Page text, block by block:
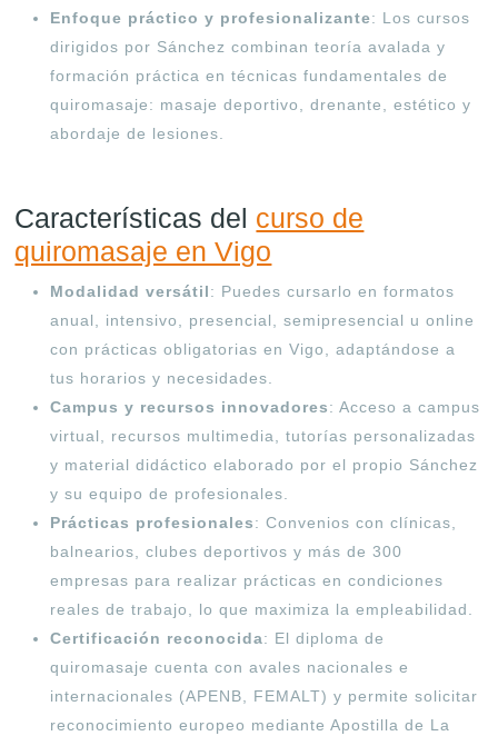
Enfoque práctico y profesionalizante: Los cursos
dirigidos por Sánchez combinan teoría avalada y
formación práctica en técnicas fundamentales de
quiromasaje: masaje deportivo, drenante, estético y
abordaje de lesiones.
Características del curso de
quiromasaje en Vigo
Modalidad versátil: Puedes cursarlo en formatos
anual, intensivo, presencial, semipresencial u online
con prácticas obligatorias en Vigo, adaptándose a
tus horarios y necesidades.
Campus y recursos innovadores: Acceso a campus
virtual, recursos multimedia, tutorías personalizadas
y material didáctico elaborado por el propio Sánchez
y su equipo de profesionales.
Prácticas profesionales: Convenios con clínicas,
balnearios, clubes deportivos y más de 300
empresas para realizar prácticas en condiciones
reales de trabajo, lo que maximiza la empleabilidad.
Certificación reconocida: El diploma de
quiromasaje cuenta con avales nacionales e
internacionales (APENB, FEMALT) y permite solicitar
reconocimiento europeo mediante Apostilla de La